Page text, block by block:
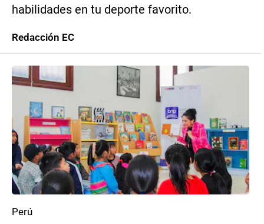
habilidades en tu deporte favorito.
Redacción EC
Perú